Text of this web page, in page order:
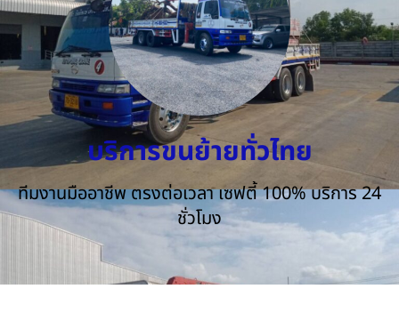
บริการขนย้ายทั่วไทย
ทีมงานมืออาชีพ ตรงต่อเวลา เซฟตี้ 100% บริการ 24
ชั่วโมง